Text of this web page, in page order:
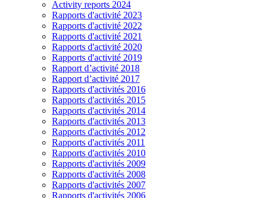
Activity reports 2024
Rapports d'activité 2023
Rapports d'activité 2022
Rapports d'activité 2021
Rapports d'activité 2020
Rapports d'activité 2019
Rapport d’activité 2018
Rapport d’activité 2017
Rapports d'activités 2016
Rapports d'activités 2015
Rapports d'activités 2014
Rapports d'activités 2013
Rapports d'activités 2012
Rapports d'activités 2011
Rapports d'activités 2010
Rapports d'activités 2009
Rapports d'activités 2008
Rapports d'activités 2007
Rapports d'activités 2006